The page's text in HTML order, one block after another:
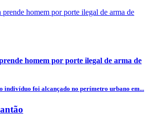
homem por porte ilegal de arma de
indivíduo foi alcançado no perímetro urbano em...